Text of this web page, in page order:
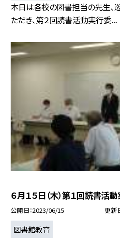
本日は各校の図書担当の先生、
ただき、第２回読書活動実行委...
６月１５日（木）第１回読書活
公開日 2023/06/15 更新
図書館教育